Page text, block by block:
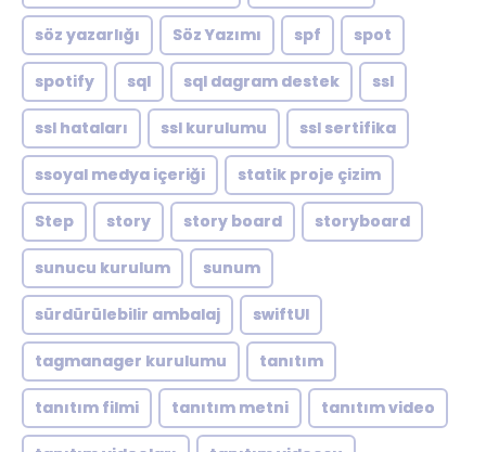
söz yazarlığı Söz Yazımı spf spot
spotify sql sql dagram destek ssl
ssl hataları ssl kurulumu ssl sertifika
ssoyal medya içeriği statik proje çizim
Step story story board storyboard
sunucu kurulum sunum
sürdürülebilir ambalaj swiftUI
tagmanager kurulumu tanıtım
tanıtım filmi tanıtım metni tanıtım video